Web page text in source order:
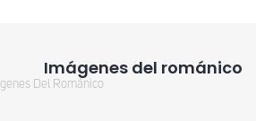
Imágenes del románico
Del Románico